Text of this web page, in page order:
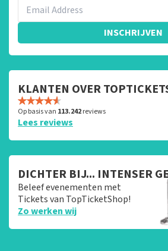
INSCHRIJVEN
KLANTEN OVER
Op basis van 113.242reviews
Lees reviews
DICHTER BIJ... INTENSER
Beleef evenementen met
Tickets van TopTicketShop!
Zo werken wij